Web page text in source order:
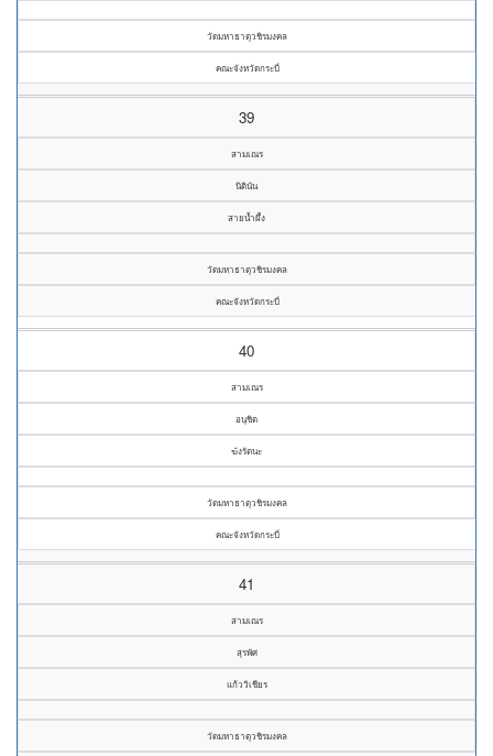
วัดมหาธาตุวชิรมงคล
คณะจังหวัดกระบี่
39
สามเณร
นิตินัน
สายน้ำผึ้ง
วัดมหาธาตุวชิรมงคล
คณะจังหวัดกระบี่
40
สามเณร
อนุชิต
ฆังรัตนะ
วัดมหาธาตุวชิรมงคล
คณะจังหวัดกระบี่
41
สามเณร
สุรพัศ
แก้ววิเชียร
วัดมหาธาตุวชิรมงคล